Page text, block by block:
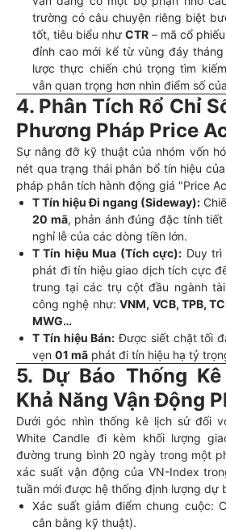
trường có câu chuyện riêng biệt
tốt, tiêu biểu như CTR – mã cổ
đỉnh cao mới kể từ vùng đáy tháng
lược thực chiến chú trọng tìm
vẫn quan trọng hơn nhìn điểm số
4. Phân Tích Rổ Chỉ
Phương Pháp Price
Sự nâng đỡ kỹ thuật của nhóm vốn
nét qua trạng thái phân bổ tín hiệu
pháp phân tích hành động giá "Price
T Tín hiệu Đi ngang (Sideway):
20 mã, phản ánh đúng đặc tính
nghỉ lễ của các dòng tiền lớn.
T Tín hiệu Mua (Tích cực): Duy trì
phát đi tín hiệu giao dịch tích cực
trung tại các trụ cột đầu ngành
công nghệ như:VNM, VCB, TPB,
MWG…
T Tín hiệu Bán: Được siết chặt tối
vẹn 01 mã phát đi tín hiệu hạ tỷ
5. Dự Báo Thống
Khả Năng Vận Động
Dưới góc nhìn thống kê lịch sử đối
White Candle đi kèm khối lượng
đường trung bình 20 ngày trong một
xác suất vận động của VN-Index
tuần mới được hệ thống định lượng dự
Xác suất giảm điểm chung cuộc:
cân bằng kỹ thuật).